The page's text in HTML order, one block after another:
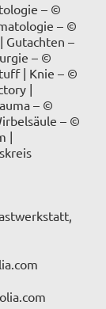
– ©
– ©
Gutachten –
– ©
| Knie – ©
|
– ©
– ©
|